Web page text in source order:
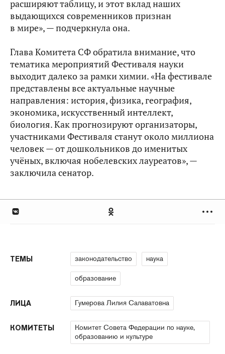
расширяют таблицу, и этот вклад наших
выдающихся современников признан
в мире», — подчеркнула она.
Глава Комитета СФ обратила внимание, что
тематика мероприятий Фестиваля науки
выходит далеко за рамки химии. «На фестивале
представлены все актуальные научные
направления: история, физика, география,
экономика, искусственный интеллект,
биология. Как прогнозируют организаторы,
участниками Фестиваля станут около миллиона
человек — от дошкольников до именитых
учёных, включая нобелевских лауреатов», —
заключила сенатор.
ТЕМЫ законодательство наука
образование
ЛИЦА Гумерова Лилия Салаватовна
КОМИТЕТЫ
Комитет Совета Федерации по науке,
образованию и культуре